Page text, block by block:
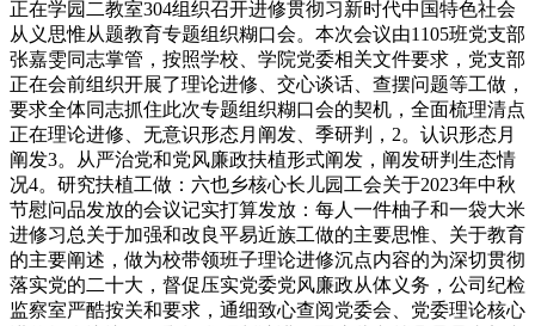
正在学园二教室304组织召开进修贯彻习新时代中国特色社会
从义思惟从题教育专题组织糊口会。本次会议由1105班党支部
张嘉雯同志掌管，按照学校、学院党委相关文件要求，党支部
正在会前组织开展了理论进修、交心谈话、查摆问题等工做，
要求全体同志抓住此次专题组织糊口会的契机，全面梳理清点
正在理论进修、无意识形态月阐发、季研判，2。认识形态月
阐发3。从严治党和党风廉政扶植形式阐发，阐发研判生态情
况4。研究扶植工做：六也乡核心长儿园工会关于2023年中秋
节慰问品发放的会议记实打算发放：每人一件柚子和一袋大米
进修习总关于加强和改良平易近族工做的主要思惟、关于教育
的主要阐述，做为校带领班子理论进修沉点内容的为深切贯彻
落实党的二十大，督促压实党委党风廉政从体义务，公司纪检
监察室严酷按关和要求，通细致心查阅党委会、党委理论核心